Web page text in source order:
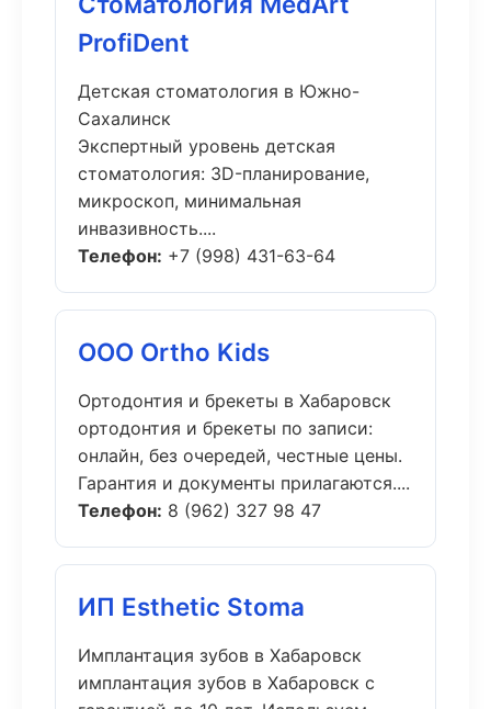
ProfiDent
Детская стоматология в Южно-
Сахалинск
Экспертный уровень детская
стоматология: 3D-планирование,
микроскоп, минимальная
инвазивность....
Телефон: +7 (998) 431-63-64
ООО Ortho Kids
Ортодонтия и брекеты в Хабаровск
ортодонтия и брекеты по записи:
онлайн, без очередей, честные цены.
Гарантия и документы прилагаются....
Телефон: 8 (962) 327 98 47
ИП Esthetic Stoma
Имплантация зубов в Хабаровск
имплантация зубов в Хабаровск с